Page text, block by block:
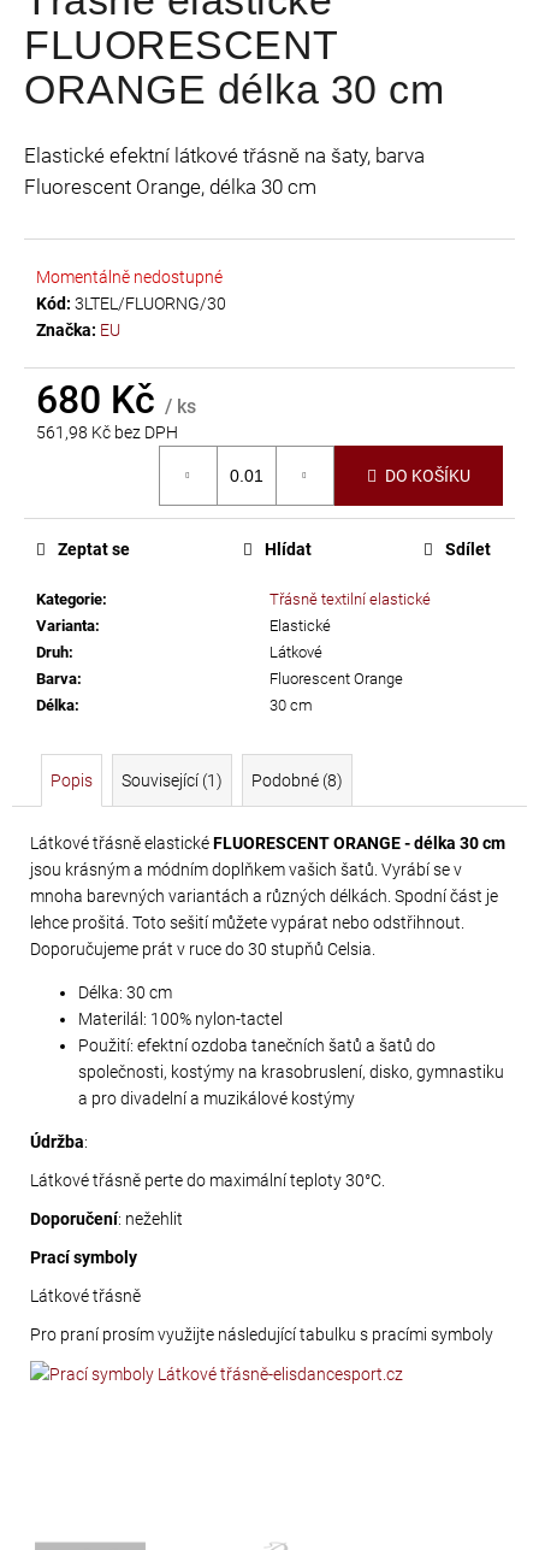
je
0,0
5
FLUORESCENT
ORANGE délka 30 cm
Elastické efektní látkové třásně na šaty, barva
Fluorescent Orange, délka 30 cm
Momentálně nedostupné
Kód: 3LTEL/FLUORNG/30
Značka: EU
680 Kč / ks
561,98 Kč bez DPH
DO KOŠÍKU
Kategorie:
Třásně textilní elastické
Varianta:
Elastické
Druh:
Látkové
Barva:
Fluorescent Orange
Délka: 30 cm
Zeptat se Hlídat Sdílet
Popis Související (1) Podobné (8)
Látkové třásně elastickéFLUORESCENT ORANGE - délka 30 cm
jsou krásným a módním doplňkem vašich šatů. Vyrábí se v
mnoha barevných variantách a různých délkách. Spodní část je
lehce prošitá. Toto sešití můžete vypárat nebo odstřihnout.
Doporučujeme prát v ruce do 30 stupňů Celsia.
Délka: 30 cm
Materilál: 100% nylon-tactel
Použití: efektní ozdoba tanečních šatů a šatů do
společnosti, kostýmy na krasobruslení, disko, gymnastiku
a pro divadelní a muzikálové kostýmy
Údržba:
Látkové třásně perte do maximální teploty 30°C.
Doporučení: nežehlit
Prací symboly
Látkové třásně
Pro praní prosím využijte následující tabulku s pracími symboly
a
j
í
?
HLEDAT
D
p
u
e
m
e
SWAROVSKI
XIRIUS
SS-
16
CRYSTAL
AB